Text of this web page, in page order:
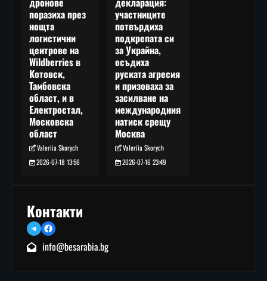
поразиха през
нощта
логистични
центрове на
Wildberries в
Котовск,
Тамбовска
област, и в
Електростал,
Московска
област
Valeriia Skorych
2026-07-18 13:56
участниците
потвърдиха
подкрепата си
за Украйна,
осъдиха
руската агресия
и призоваха за
засилване на
международния
натиск срещу
Москва
Valeriia Skorych
2026-07-16 23:49
Контакти
TelegramFacebook
info@besarabia.bg